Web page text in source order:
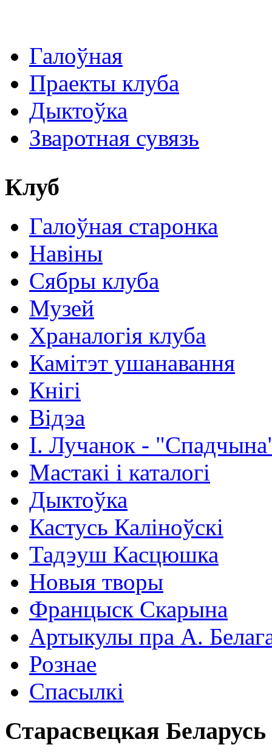
Галоўная
Праекты клуба
Дыктоўка
Зваротная сувязь
Клуб
Галоўная старонка
Навіны
Сябры клуба
Музей
Храналогія клуба
Камітэт ушанавання
Кнігі
Відэа
І. Лучанок -
Мастакі i каталогi
Дыктоўка
Кастусь Каліноўскі
Тадэуш Касцюшка
Новыя творы
Францыск Скарына
Артыкулы пра А.
Рознае
Спасылкі
Старасвецкая Беларусь